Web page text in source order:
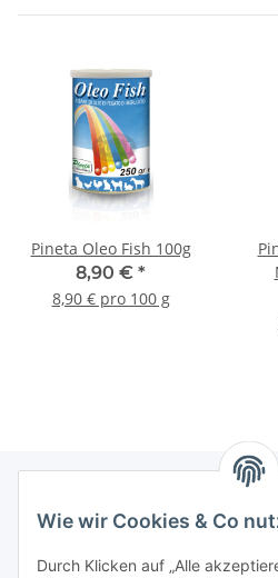
Wie wir Cookies & Co
Durch Klicken auf „Alle
Pineta Oleo Fish 100g
8,90 € *
8,90 € pro 100 g
Informationen